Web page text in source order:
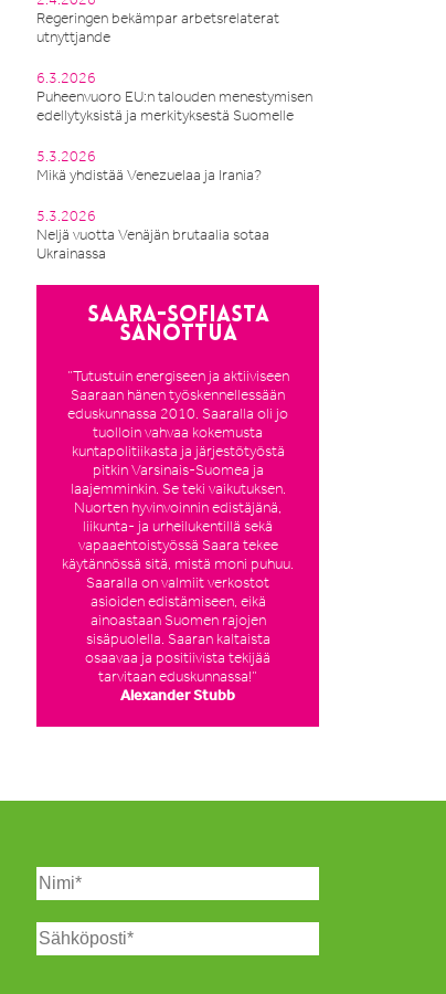
Regeringen bekämpar arbetsrelaterat
utnyttjande
6.3.2026
Puheenvuoro EU:n talouden menestymisen
edellytyksistä ja merkityksestä Suomelle
5.3.2026
Mikä yhdistää Venezuelaa ja Irania?
5.3.2026
Neljä vuotta Venäjän brutaalia sotaa
Ukrainassa
Saara-Sofiasta
sanottua
”Tutustuin energiseen ja aktiiviseen
Saaraan hänen työskennellessään
eduskunnassa 2010. Saaralla oli jo
tuolloin vahvaa kokemusta
kuntapolitiikasta ja järjestötyöstä
pitkin Varsinais-Suomea ja
laajemminkin. Se teki vaikutuksen.
Nuorten hyvinvoinnin edistäjänä,
liikunta- ja urheilukentillä sekä
vapaaehtoistyössä Saara tekee
käytännössä sitä, mistä moni puhuu.
Saaralla on valmiit verkostot
asioiden edistämiseen, eikä
ainoastaan Suomen rajojen
sisäpuolella. Saaran kaltaista
osaavaa ja positiivista tekijää
tarvitaan eduskunnassa!”
Alexander Stubb